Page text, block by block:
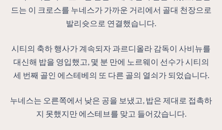
드는 이 크로스를 누네스가 가까운 거리에서 골대 천장으로
발리슛으로 연결했습니다.
시티의 축하 행사가 계속되자 과르디올라 감독이 사비뉴를
대신해 밥을 영입했고, 몇 분 만에 노르웨이 선수가 시티의
세 번째 골인 에스테베의 또 다른 골의 열쇠가 되었습니다.
누네스는 오른쪽에서 낮은 공을 보냈고, 밥은 제대로 접촉하
지 못했지만 에스테브를 맞고 들어갔습니다.